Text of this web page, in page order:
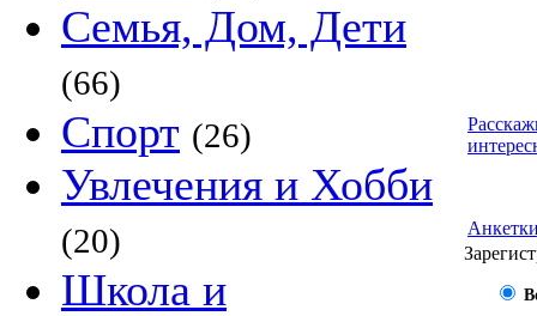
Семья, Дом, Дети
(66)
Спорт (26)
Увлечения и Хобби
(20)
Школа и